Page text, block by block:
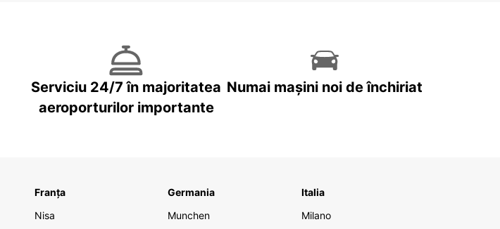
Serviciu 24/7 în majoritatea
aeroporturilor importante
Numai mașini noi de închiriat
Franța
Nisa
Germania
Munchen
Italia
Milano